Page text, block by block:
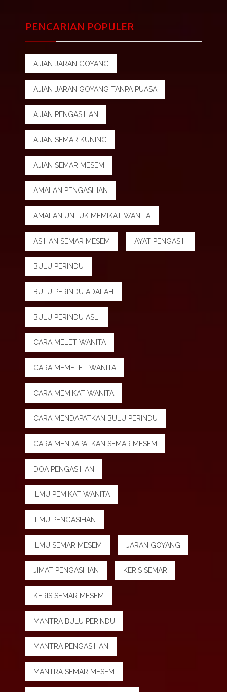
PENCARIAN POPULER
AJIAN JARAN GOYANG
AJIAN JARAN GOYANG TANPA PUASA
AJIAN PENGASIHAN
AJIAN SEMAR KUNING
AJIAN SEMAR MESEM
AMALAN PENGASIHAN
AMALAN UNTUK MEMIKAT WANITA
ASIHAN SEMAR MESEM AYAT PENGASIH
BULU PERINDU
BULU PERINDU ADALAH
BULU PERINDU ASLI
CARA MELET WANITA
CARA MEMELET WANITA
CARA MEMIKAT WANITA
CARA MENDAPATKAN BULU PERINDU
CARA MENDAPATKAN SEMAR MESEM
DOA PENGASIHAN
ILMU PEMIKAT WANITA
ILMU PENGASIHAN
ILMU SEMAR MESEM JARAN GOYANG
JIMAT PENGASIHAN KERIS SEMAR
KERIS SEMAR MESEM
MANTRA BULU PERINDU
MANTRA PENGASIHAN
MANTRA SEMAR MESEM